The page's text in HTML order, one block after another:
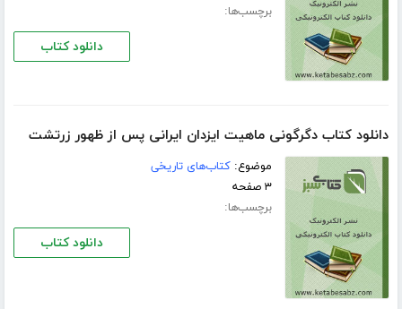
برچسب‌ها:
دانلود کتاب
دانلود کتاب دگرگونی ماهیت ایزدان ایرانی پس از ظهور زرتشت
موضوع:کتاب‌های تاریخی
۳ صفحه
برچسب‌ها:
دانلود کتاب